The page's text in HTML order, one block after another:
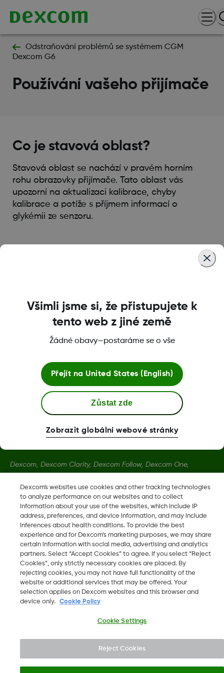
Odstraňování problémů se systémem CGM
Dexcom G6
Používání vašeho přijímače
Co je stavová oblast?
Stavová oblast se nachází v pravém horním
rohu obrazovky přijímače. Tato oblast vás
upozorní na aktualizaci kalibrace, chyby
kalibrace a potíže s příjmem informací o
glykémii ze senzoru.
Podmínky a Zásady
Další informace
Dexcom, Dexcom Clarity, Dexcom Follow, Dexcom One,
registrované ochranné známky ve Spojených státech a mohou
být registrovány v jiných zemích.
LBL014208 Rev002
2026 Dexcom, Inc. Všechna práva vyhrazena.
Dexcom's websites use cookies and other tracking technologies
to analyze performance on our websites and to collect
information about your use of the websites, which include IP
address, preferences, and device information, and may include
inferences about health conditions. To provide the best
experience and for Dexcom’s marketing purposes, we may share
certain information with social media, advertising and analytics
partners. Select “Accept Cookies” to agree. If you select “Reject
Cookies”, only strictly necessary cookies are placed. By
rejecting cookies, you may not have full functionality of the
website or additional services that may be offered. Your
selection applies on Dexcom websites and this browser and
device only.
Cookie Policy
Cookie Settings
Reject Cookies
Všimli jsme si, že přistupujete k
tento web z jiné země
Žádné obavy—postaráme se o vše
Přejít na United States (English)
Zůstat zde
Zobrazit globální webové stránky